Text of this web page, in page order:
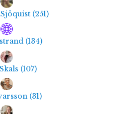
(251)
(134)
(107)
(31)